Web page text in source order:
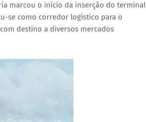
marcou o início da inserção do terminal
se como corredor logístico para o
destino a diversos mercados